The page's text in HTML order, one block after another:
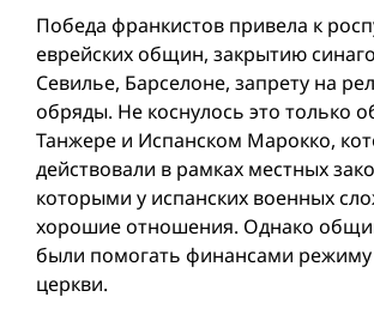
Победа франкистов привела к
еврейских общин, закрытию
Севилье, Барселоне, запрету на
обряды. Не коснулось это только
Танжере и Испанском Марокко,
действовали в рамках местных
которыми у испанских военных
хорошие отношения. Однако
были помогать финансами
церкви.